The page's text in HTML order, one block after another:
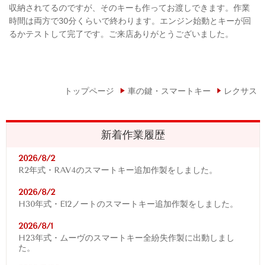
収納されてるのですが、そのキーも作ってお渡しできます。作業
時間は両方で30分くらいで終わります。エンジン始動とキーが回
るかテストして完了です。ご来店ありがとうございました。
トップページ 車の鍵・スマートキー レクサス
新着作業履歴
2026/8/2
R2年式・RAV4のスマートキー追加作製をしました。
2026/8/2
H30年式・E12ノートのスマートキー追加作製をしました。
2026/8/1
H23年式・ムーヴのスマートキー全紛失作製に出動しまし
た。